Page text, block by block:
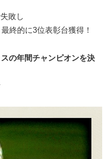
敗し
終的に3位表彰台獲得！
の年間チャンピオンを決